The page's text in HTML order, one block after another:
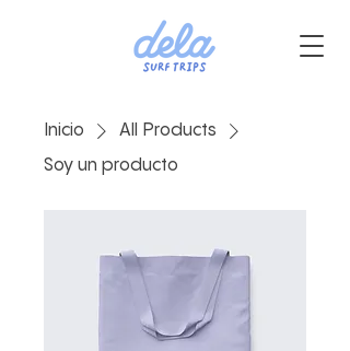
Inicio
All Products
Soy un producto